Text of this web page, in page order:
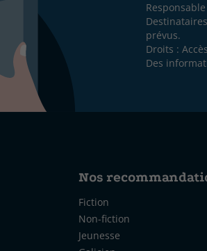
prévus.
Droits :
Des
Nos
Fiction
Non-fiction
Jeunesse